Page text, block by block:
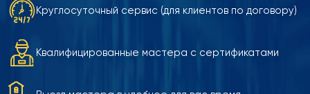
Круглосуточный сервис (для клиентов по договору)
Квалифицированные мастера с сертификатами